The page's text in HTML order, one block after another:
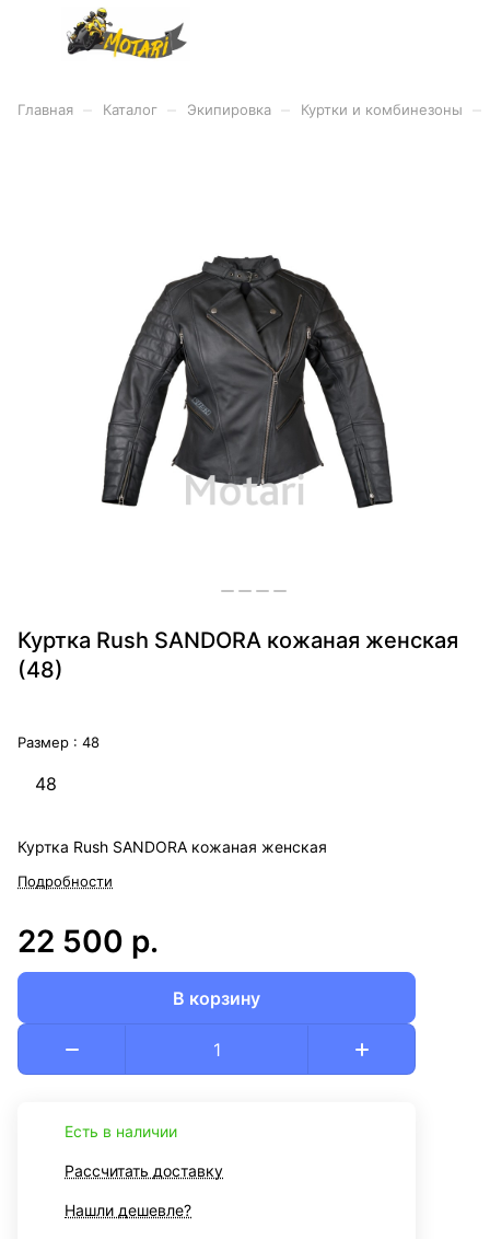
Главная Каталог Экипировка Куртки и комбинезоны
Куртка Rush SANDORA кожаная женская
(48)
Размер : 48
48
Куртка Rush SANDORA кожаная женская
Подробности
22 500 р.
В корзину
Есть в наличии
Рассчитать доставку
Нашли дешевле?